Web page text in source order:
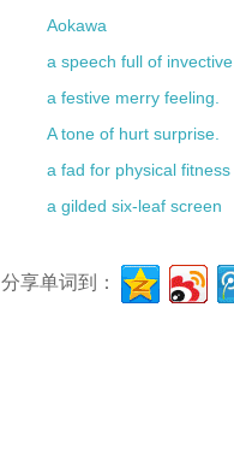
Aokawa
a speech full of invective
a festive merry feeling.
A tone of hurt surprise.
a fad for physical fitness
a gilded six-leaf screen
分享单词到：